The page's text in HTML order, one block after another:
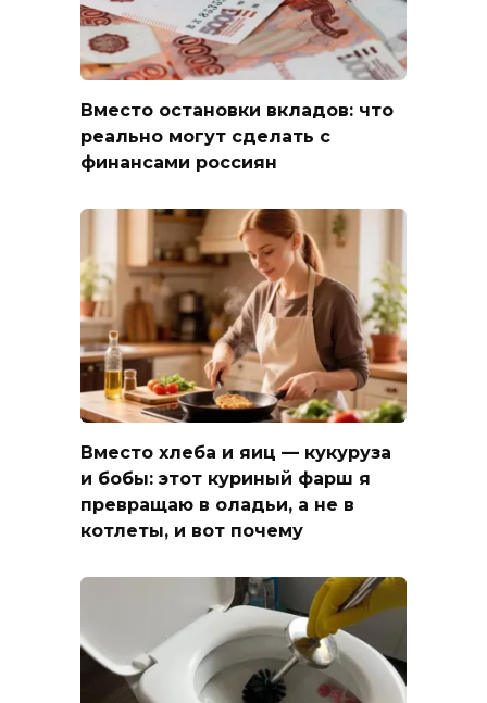
Вместо остановки вкладов: что
реально могут сделать с
финансами россиян
Вместо хлеба и яиц — кукуруза
и бобы: этот куриный фарш я
превращаю в оладьи, а не в
котлеты, и вот почему